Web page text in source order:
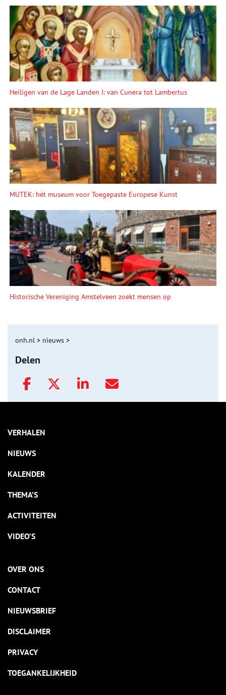
Heiligen van de Lage Landen I: van Cunera tot Lambertus
MUTEK: hét museum voor Toegepaste Europese Kunst
Historische Vereniging Amstelveen zoekt mensen op
onh.nl > nieuws >
Delen
VERHALEN
NIEUWS
KALENDER
THEMA’S
ACTIVITEITEN
VIDEO’S
OVER ONS
CONTACT
NIEUWSBRIEF
DISCLAIMER
PRIVACY
TOEGANKELIJKHEID